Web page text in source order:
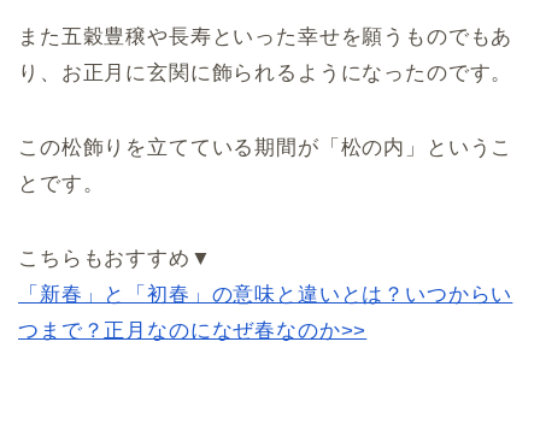
また五穀豊穣や長寿といった幸せを願うものでもあ
り、お正月に玄関に飾られるようになったのです。
この松飾りを立てている期間が「松の内」というこ
とです。
こちらもおすすめ▼
「新春」と「初春」の意味と違いとは？いつからい
つまで？正月なのになぜ春なのか>>